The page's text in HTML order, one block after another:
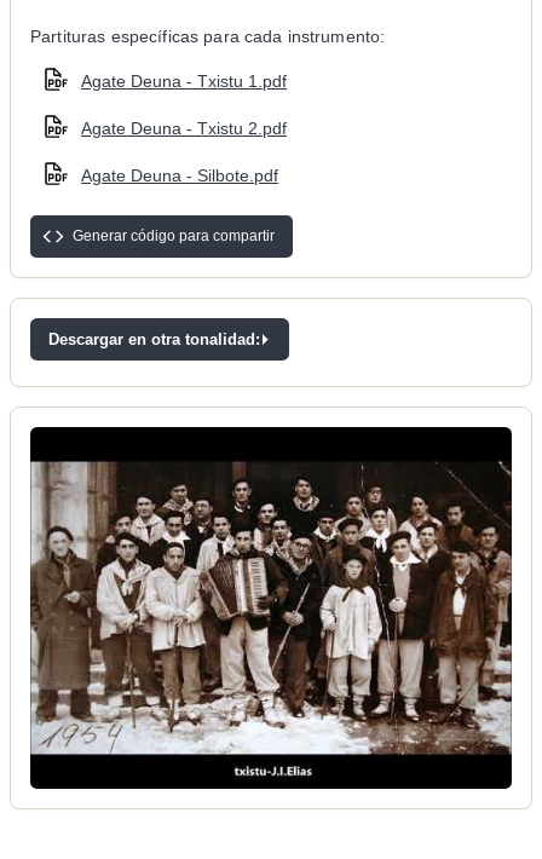
Partituras específicas para cada instrumento:
Agate Deuna - Txistu 1.pdf
Agate Deuna - Txistu 2.pdf
Agate Deuna - Silbote.pdf
Generar código para compartir
Descargar en otra tonalidad: